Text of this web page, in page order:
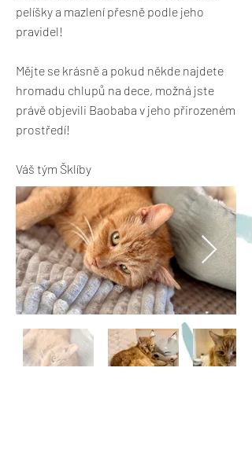
pelíšky a mazlení přesně podle jeho
pravidel!
Mějte se krásně a pokud někde najdete
hromadu chlupů na dece, možná jste
právě objevili Baobaba v jeho přirozeném
prostředí!
Váš tým Šklíby